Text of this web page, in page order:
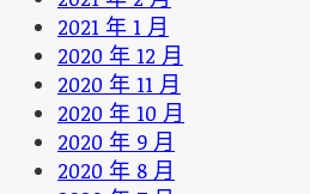
2021 年 1 月
2020 年 12 月
2020 年 11 月
2020 年 10 月
2020 年 9 月
2020 年 8 月